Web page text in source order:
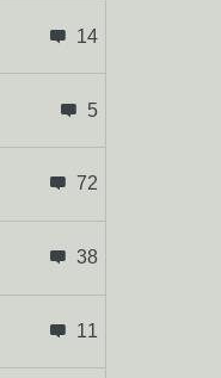
14
5
72
38
11